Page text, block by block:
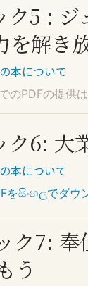
ク5 : ジ
を解き
本について
でのPDFの提供
ク6: 大
本について
をසිංහලでダウ
ク7: 奉
う